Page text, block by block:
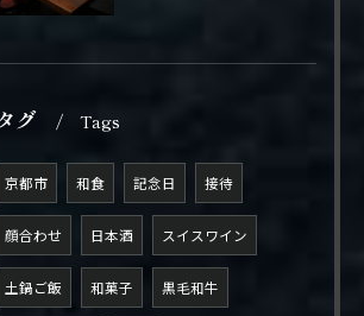
グ Tags
京都市 和食 記念日 接待
顔合わせ 日本酒 スイスワイン
土鍋ご飯 和菓子 黒毛和牛